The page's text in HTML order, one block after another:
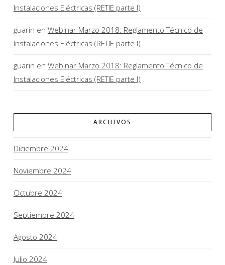
Instalaciones Eléctricas (RETIE parte I)
guarin en Webinar Marzo 2018: Reglamento Técnico de
Instalaciones Eléctricas (RETIE parte I)
guarin en Webinar Marzo 2018: Reglamento Técnico de
Instalaciones Eléctricas (RETIE parte I)
ARCHIVOS
Diciembre 2024
Noviembre 2024
Octubre 2024
Septiembre 2024
Agosto 2024
Julio 2024